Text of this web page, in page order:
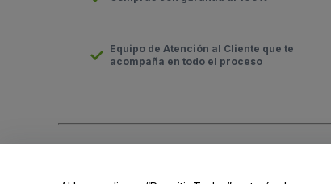
Equipo de Atención al Cliente que te
acompaña en todo el proceso